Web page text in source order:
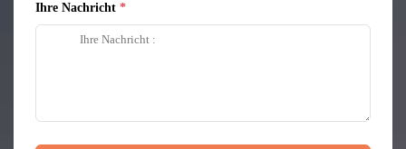
Ihre Nachricht